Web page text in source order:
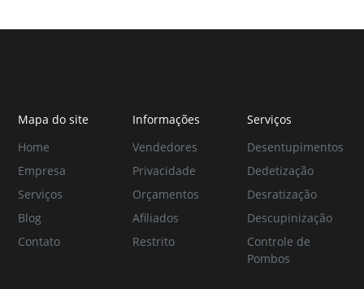
Mapa do site
Home
Empresa
Serviços
Blog
Contato
Informações
Vendedores
Privacidade
Orçamentos
Afiliados
Restrito
Serviços
Desentupimentos
Dedetização
Desratização
Descupinização
Controle de
Pombos